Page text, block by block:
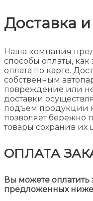
Доставка
Наша компания
способы оплаты, как
оплата по карте.
собственным
повреждение или
доставки
подъем продукции
позволяет бережно
товары сохранив их
ОПЛАТА
Вы можете оплатить
предложенных ниже